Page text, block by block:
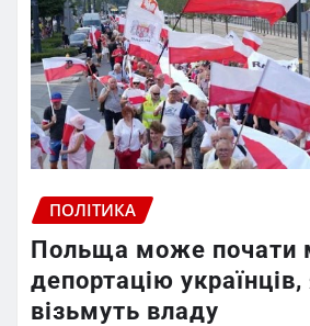
ПОЛІТИКА
Польща може почати
депортацію
візьмуть владу